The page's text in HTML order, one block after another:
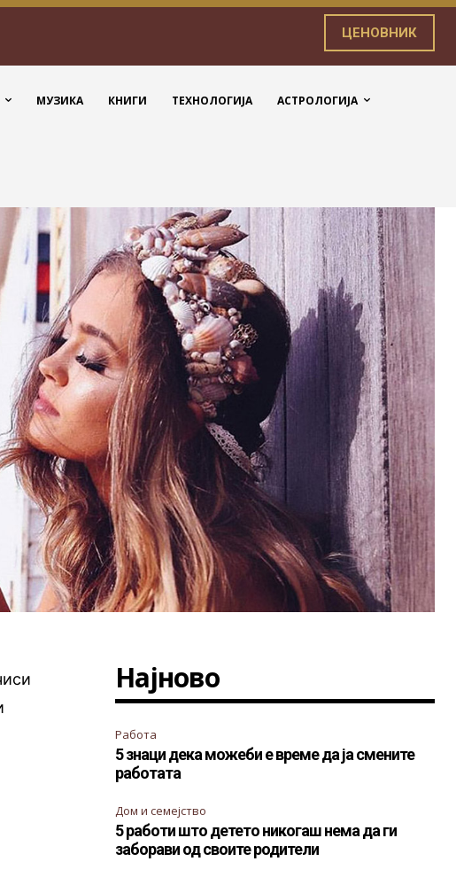
ЦЕНОВНИК
МУЗИКА КНИГИ ТЕХНОЛОГИЈА АСТРОЛОГИЈА
Најново
Работа
5 знаци дека можеби е време да ја смените
работата
Дом и семејство
5 работи што детето никогаш нема да ги
заборави од своите родители